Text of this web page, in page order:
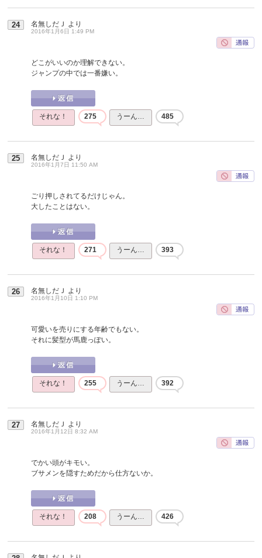
24 名無しだＪ より
2016年1月6日 1:49 PM
どこがいいのか理解できない。
ジャンプの中では一番嫌い。
それな！ 275 うーん… 485
25 名無しだＪ より
2016年1月7日 11:50 AM
ごり押しされてるだけじゃん。
大したことはない。
それな！ 271 うーん… 393
26 名無しだＪ より
2016年1月10日 1:10 PM
可愛いを売りにする年齢でもない。
それに髪型が馬鹿っぽい。
それな！ 255 うーん… 392
27 名無しだＪ より
2016年1月12日 8:32 AM
でかい頭がキモい。
ブサメンを隠すためだから仕方ないか。
それな！ 208 うーん… 426